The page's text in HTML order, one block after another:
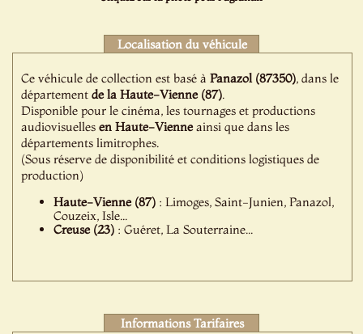
Localisation du véhicule
Ce véhicule de collection est basé àPanazol (87350), dans le
départementde la Haute-Vienne (87).
Disponible pour le cinéma, les tournages et productions
audiovisuellesen Haute-Vienneainsi que dans les
départements limitrophes.
(Sous réserve de disponibilité et conditions logistiques de
production)
Haute-Vienne (87) : Limoges, Saint-Junien, Panazol,
Couzeix, Isle...
Creuse (23) : Guéret, La Souterraine...
Informations Tarifaires